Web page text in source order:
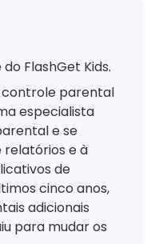
FlashGet Kids.
controle parental
especialista
e se
relatórios e à
de
cinco anos,
adicionais
para mudar os